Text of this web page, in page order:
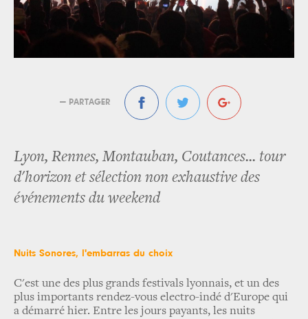
— PARTAGER
Lyon, Rennes, Montauban, Coutances... tour
d'horizon et sélection non exhaustive des
événements du weekend
Nuits Sonores, l'embarras du choix
C'est une des plus grands festivals lyonnais, et un des
plus importants rendez-vous electro-indé d'Europe qui
a démarré hier. Entre les jours payants, les nuits